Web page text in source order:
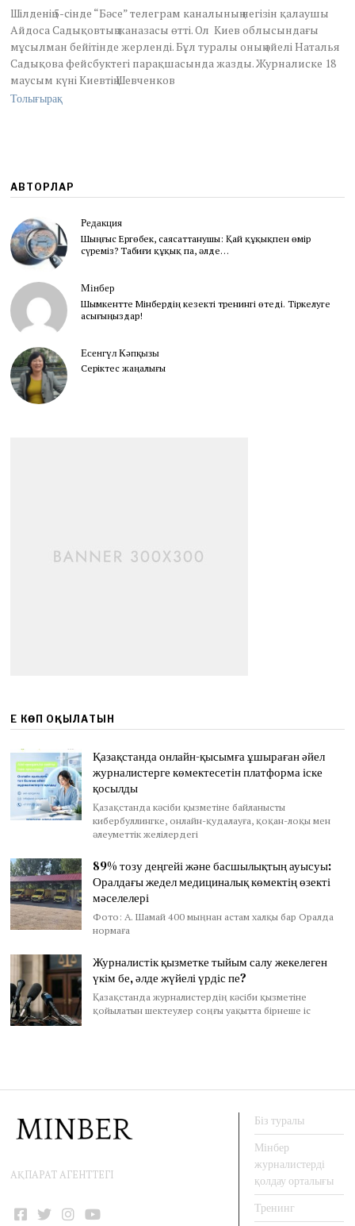
y
6
,
2
0
Шілденің 5-сінде “Бәсе” телеграм каналының негізін қалаушы
Айдоса Садықовтың жаназасы өтті. Ол Киев облысындағы
мұсылман бейітінде жерленді. Бұл туралы оның әйелі Наталья
Садықова фейсбуктегі парақшасында жазды. Журналиске 18
маусым күні Киевтің Шевченков
Толығырақ
АВТОРЛАР
Редакция
Шыңғыс Ергөбек, cаясаттанушы: Қай құқықпен өмір
сүреміз? Табиғи құқық па, әлде…
Мінбер
Шымкентте Мінбердің кезекті тренингі өтеді. Тіркелуге
асығыңыздар!
Есенгүл Кәпқызы
Серіктес жаңалығы
ЕҢ КӨП ОҚЫЛАТЫН
Қазақстанда онлайн-қысымға ұшыраған әйел
журналистерге көмектесетін платформа іске
қосылды
Қазақстанда кәсіби қызметіне байланысты
кибербуллингке, онлайн-қудалауға, қоқан-лоқы мен
әлеуметтік желілердегі
89% тозу деңгейі және басшылықтың ауысуы:
Оралдағы жедел медициналық көмектің өзекті
мәселелері
Фото: А. Шамай 400 мыңнан астам халқы бар Оралда
нормаға
Журналистік қызметке тыйым салу жекелеген
үкім бе, әлде жүйелі үрдіс пе?
Қазақстанда журналистердің кәсіби қызметіне
қойылатын шектеулер соңғы уақытта бірнеше іс
АҚПАРАТ АГЕНТТЕГІ
Біз туралы
Мінбер
журналистерді
қолдау орталығы
Тренинг